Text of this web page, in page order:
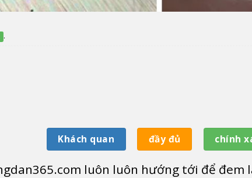
.
Khách quan đầy đủ chính
luôn luôn hướng tới để